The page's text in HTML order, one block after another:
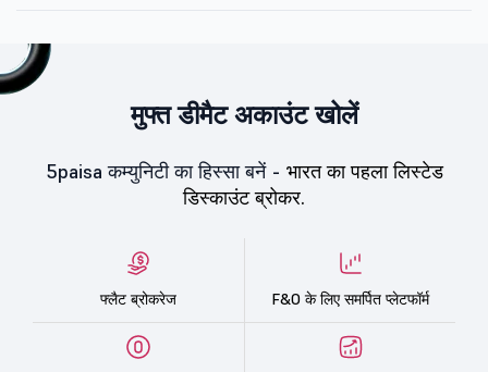
मुफ्त डीमैट अकाउंट खोलें
5paisa कम्युनिटी का हिस्सा बनें - भारत का पहला लिस्टेड
डिस्काउंट ब्रोकर.
फ्लैट ब्रोकरेज F&O के लिए समर्पित प्लेटफॉर्म